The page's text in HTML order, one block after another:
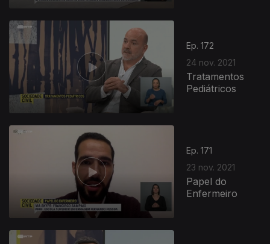
Ep. 172
24 nov. 2021
Tratamentos
Pediátricos
Ep. 171
23 nov. 2021
Papel do
Enfermeiro